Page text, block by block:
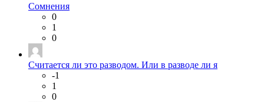
Сомнения
0
1
0
Считается ли это разводом. Или в разводе ли я
-1
1
0